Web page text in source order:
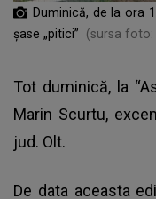
Duminică, de la ora
șase „pitici”
(sursa foto:
Tot duminică, la
Marin Scurtu,
jud. Olt.
De data aceasta